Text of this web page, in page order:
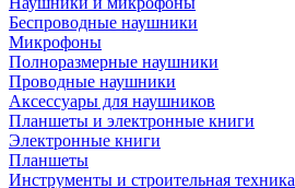
Беспроводные наушники
Микрофоны
Полноразмерные наушники
Проводные наушники
Аксессуары для наушников
Планшеты и электронные книги
Электронные книги
Планшеты
Инструменты и строительная техника